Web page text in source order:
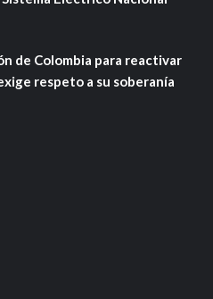
de Colombia para reactivar
respeto a su soberanía